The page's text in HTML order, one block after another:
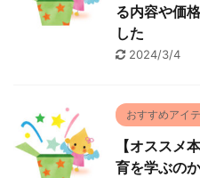
る内容や価
した
2024/3/4
おすすめアイ
【オススメ
育を学ぶの